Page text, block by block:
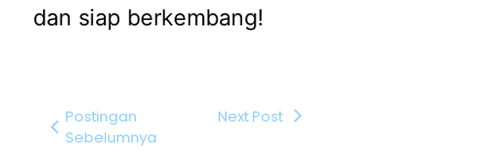
dan siap berkembang!
Postingan
Sebelumnya
Next Post